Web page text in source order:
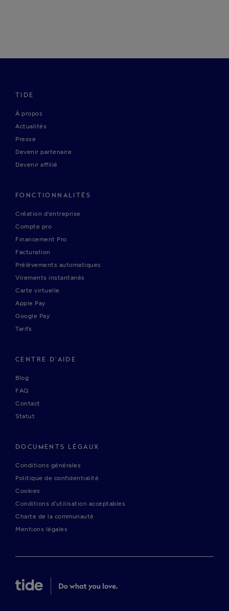
TIDE
À propos
Actualités
Presse
Devenir partenaire
Devenir affilié
FONCTIONNALITÉS
Création d'entreprise
Compte pro
Financement Pro
Facturation
Prélèvements automatiques
Virements instantanés
Carte virtuelle
Apple Pay
Google Pay
Tarifs
CENTRE D'AIDE
Blog
FAQ
Contact
Statut
DOCUMENTS LÉGAUX
Conditions générales
Politique de confidentialité
Cookies
Conditions d’utilisation acceptables
Charte de la communauté
Mentions légales